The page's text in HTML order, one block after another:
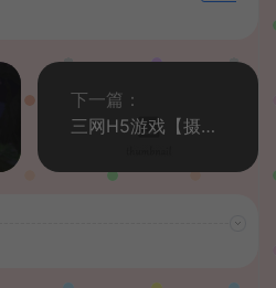
下一篇：
三网H5游戏【摄政王H5】2021整理Win一键既玩服务端+GM后台